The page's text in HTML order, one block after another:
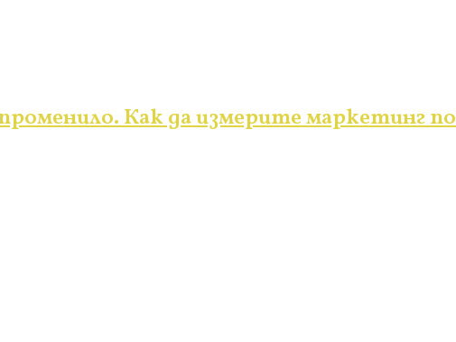
Как да измерите маркетинг